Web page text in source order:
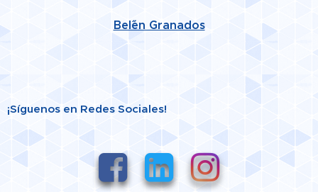
Bel´én Granados
¡Síguenos en Redes Sociales!